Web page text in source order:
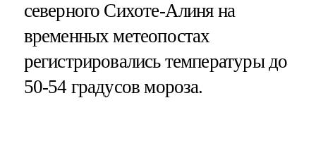
северного Сихоте-Алиня на
временных метеопостах
регистрировались температуры до
50-54 градусов мороза.